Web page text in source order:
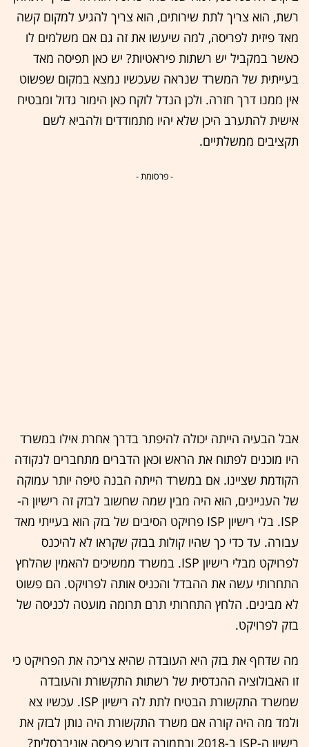
רשת, הוא צריך לתת שירותים, הוא צריך להגיע למקום קשה
מאד פיזית לפריסה, למה שיעשו את זה גם אם משלמים לו
כאשר במקביל יש רשתות פיראטיות? יש כאן תפיסה מאד
בעייתית של המשרד שנראה שעכשיו נמצא במקום שפשוט
אין ממנו דרך חזרה. ולכן הנדל לוקח כאן הימור גדול ומבטיח
אישית להתערב היכן שלא יהיו מתמודדים ולהביא לשם
תקציבים ממשלתיים.
- פרסומת -
אבל הבעיה הייתה יכולה להיפתר בדרך אחרת אילו במשרד
היו מוכנים לפתוח את הראש וכאן הדברים מתחברים לנקודה
הקודמת שציינו. אם במשרד הייתה הבנה טיפה יותר עמוקה
של העניינים, הוא היה מבין שמה שחשוב לבזק זה רישיון ה-
ISP. בלי רישיון ISP פרויקט הסיבים של בזק הוא בעייתי מאד
עבורה. עד כדי כך שהיו קולות בבזק שקראו לא להיכנס
לפרויקט מבלי רישיון ISP. במשרד ממשיכים להאמין שהלחץ
התחרותי עשה את ההבדל והכניס אותה לפרויקט. הם פשוט
לא מבינים. הלחץ התחרותי תרם תרומה מועטה לכניסה של
בזק לפרויקט.
מה שדחף את בזק היא העובדה שהיא צריכה את הפרויקט כי
זו האבולוציה ההנדסית של רשתות התקשורת והעובדה
שמשרד התקשורת הבטיח לתת לה רישיון ISP. עכשיו צא
ולמד מה היה קורה אם משרד התקשורת היה נותן לבזק את
רישיון ה-ISP ב-2018 ובתמורה דורש פריסה אוניברסלית?